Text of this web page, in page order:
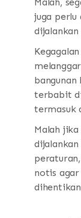
juga
dijalankan
terbabit
termasuk
Malah
notis